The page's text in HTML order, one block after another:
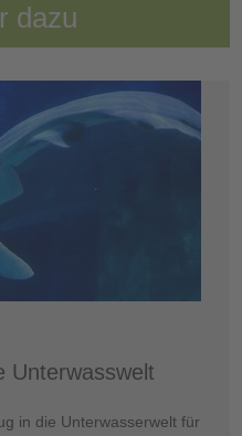
dazu
Unterwasswelt
in die Unterwasserwelt für